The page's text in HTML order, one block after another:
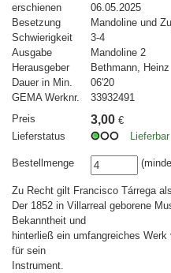
erschienen
06.05.2025
Besetzung
Mandoline und
Schwierigkeit
3-4
Ausgabe
Mandoline 2
Herausgeber
Bethmann, Heinz
Dauer in Min.
06'20
GEMA Werknr.
33932491
Preis
3,00 €
Lieferstatus
Lieferbar
Bestellmenge
Zu Recht gilt Francisco Tárrega
Der 1852 in Villarreal geborene
Bekanntheit und
hinterließ ein umfangreiches
für sein
Instrument.